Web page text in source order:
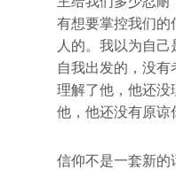
有想要掌控我们的
人的。我以为自
自我出发的，没
理解了他，他还没
他，他还没有原谅
信仰不是一套新的